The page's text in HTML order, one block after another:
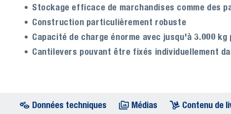
Stockage efficace de marchandises comme des
Construction particulièrement robuste
Capacité de charge énorme avec jusqu'à 3.000
Cantilevers pouvant être fixés individuellement
Données techniques Médias Contenu de